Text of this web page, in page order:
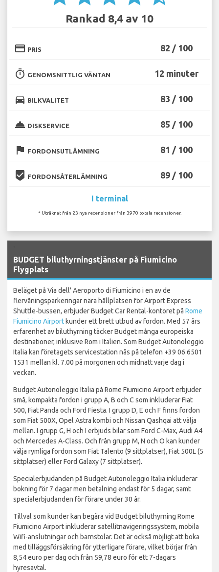
Rankad 8,4 av 10
credit_card PRIS 82 / 100
timer GENOMSNITTLIG VÄNTAN 12 minuter
directions_car BILKVALITET 83 / 100
room_service DISKSERVICE 85 / 100
flag FORDONSUTLÄMNING 81 / 100
beenhere FORDONSÅTERLÄMNING 89 / 100
I terminal
* Uträknat från 23 nya recensioner från 3970 totala recensioner.
BUDGET biluthyrningstjänster på Fiumicino
Flygplats
Beläget på Via dell' Aeroporto di Fiumicino i en av de
flervåningsparkeringar nära hållplatsen för Airport Express
Shuttle-bussen, erbjuder Budget Car Rental-kontoret på Rome
Fiumicino Airport kunder ett brett utbud av fordon. Med 57 års
erfarenhet av biluthyrning täcker Budget många europeiska
destinationer, inklusive Rom i Italien. Som Budget Autonoleggio
Italia kan företagets servicestation nås på telefon +39 06 6501
1531 mellan kl. 7.00 på morgonen och midnatt varje dag i
veckan.
Budget Autonoleggio Italia på Rome Fiumicino Airport erbjuder
små, kompakta fordon i grupp A, B och C som inkluderar Fiat
500, Fiat Panda och Ford Fiesta. I grupp D, E och F finns fordon
som Fiat 500X, Opel Astra kombi och Nissan Qashqai att välja
mellan. I grupp G, H och I erbjuds bilar som Ford C-Max, Audi A4
och Mercedes A-Class. Och från grupp M, N och O kan kunder
välja rymliga fordon som Fiat Talento (9 sittplatser), Fiat 500L (5
sittplatser) eller Ford Galaxy (7 sittplatser).
Specialerbjudanden på Budget Autonoleggio Italia inkluderar
bokning för 7 dagar men betalning endast för 5 dagar, samt
specialerbjudanden för förare under 30 år.
Tillval som kunder kan begära vid Budget biluthyrning Rome
Fiumicino Airport inkluderar satellitnavigeringssystem, mobila
Wifi-anslutningar och barnstolar. Det är också möjligt att boka
med tilläggsförsäkring för ytterligare förare, vilket börjar från
8,54 euro per dag och från 59,78 euro för ett 7-dagars
hyresavtal.